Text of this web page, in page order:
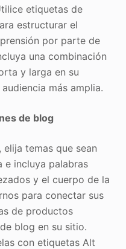
etiquetas de
estructurar el
por parte de
una combinación
y larga en su
más amplia.
de blog
temas que sean
e incluya palabras
y el cuerpo de la
para conectar sus
de productos
blog en su sitio.
con etiquetas Alt